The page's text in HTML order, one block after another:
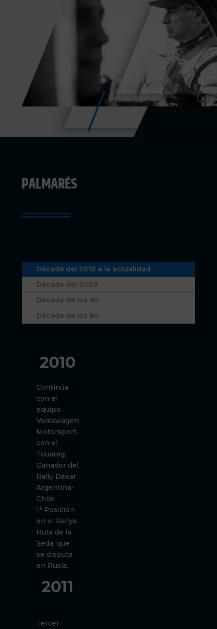
PALMARÉS
Década del 2010 a la actualidad
Década del 2000
Década de los 90
Década de los 80
2010
Continúa
con el
equipo
Volkswagen
Motorsport,
con el
Touareg.
Ganador del
Rally Dakar
Argentina-
Chile
1ª Posición
en el Rallye
Ruta de la
Seda, que
se disputa
en Rusia.
2011
Tercer